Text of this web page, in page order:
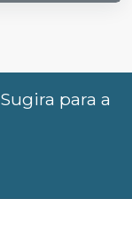
Sugira para a